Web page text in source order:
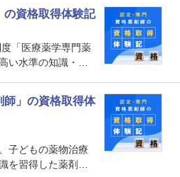
認定薬剤師という
ったいどんな資格
するとどのような
。
の資格取得体験記
「医療薬学専門薬
い水準の知識・技
観的な根拠の一つ
に渡り、審査も複
対して一定の能力
。
師」の資格取得体
子どもの薬物治療
を習得した薬剤師